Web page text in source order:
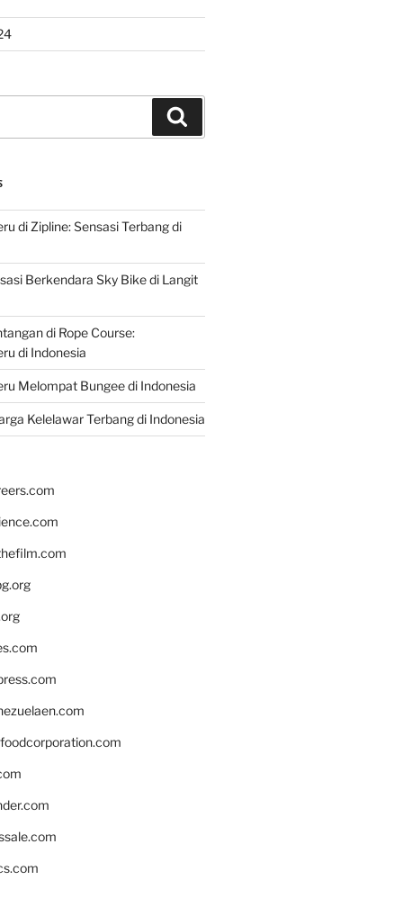
di Zipline: Sensasi Terbang di
Berkendara Sky Bike di Langit
di Rope Course:
di Indonesia
Melompat Bungee di Indonesia
Kelelawar Terbang di Indonesia